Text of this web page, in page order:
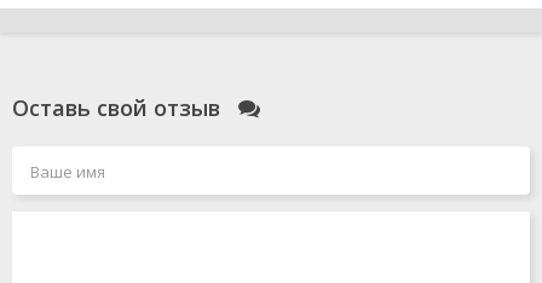
Оставь свой отзыв